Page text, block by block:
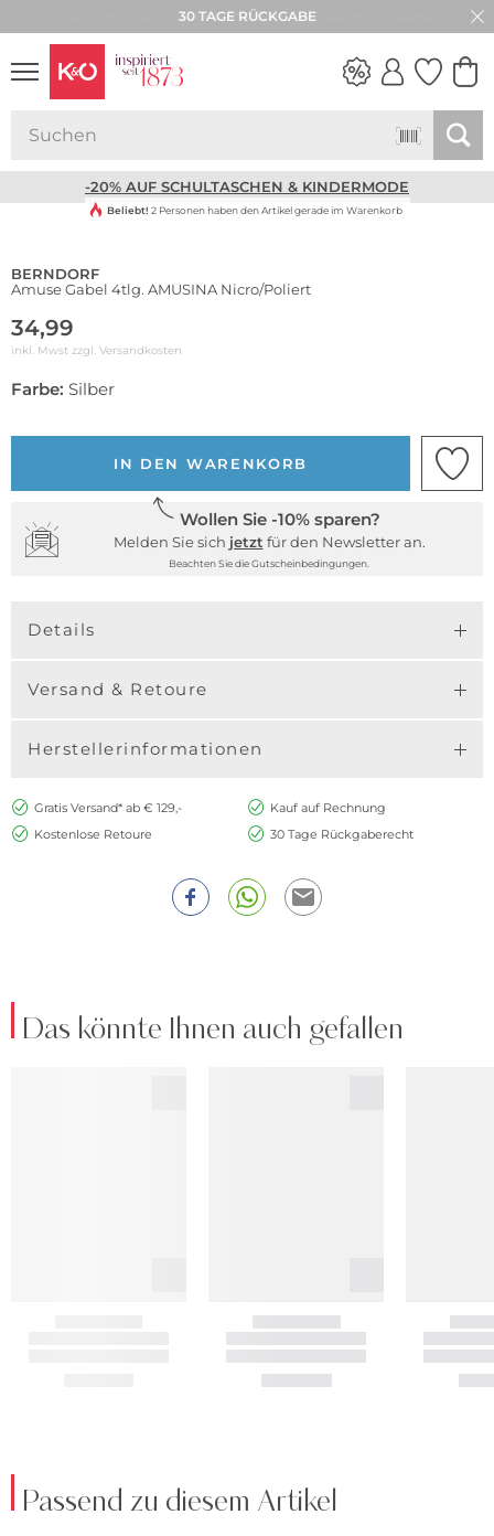
30 TAGE RÜCKGABE
-20% AUF SCHULTASCHEN & KINDERMODE
Beliebt! 2 Personen haben den Artikel gerade im Warenkorb
BERNDORF
Amuse Gabel 4tlg. AMUSINA Nicro/Poliert
34,99
inkl. Mwst zzgl. Versandkosten
Farbe: Silber
IN DEN WARENKORB
Wollen Sie -10% sparen?
Melden Sie sich jetzt für den Newsletter an.
Beachten Sie die Gutscheinbedingungen.
Details
Versand & Retoure
Herstellerinformationen
Gratis Versand* ab € 129,-
Kauf auf Rechnung
Kostenlose Retoure
30 Tage Rückgaberecht
Das könnte Ihnen auch gefallen
Passend zu diesem Artikel